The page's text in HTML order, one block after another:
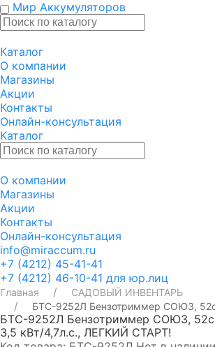
Мир Аккумуляторов
Каталог
О компании
Магазины
Акции
Контакты
Онлайн-консультация
Каталог
О компании
Магазины
Акции
Контакты
Онлайн-консультация
info@miraccum.ru
+7 (4212) 45-41-41
+7 (4212) 46-10-41 для юр.лиц
Главная
САДОВЫЙ ИНВЕНТАРЬ
БТС-9252Л Бензотриммер СОЮЗ,
БТС-9252Л Бензотриммер СОЮЗ,
3,5 кВт/4,7л.с., ЛЕГКИЙ СТАРТ!